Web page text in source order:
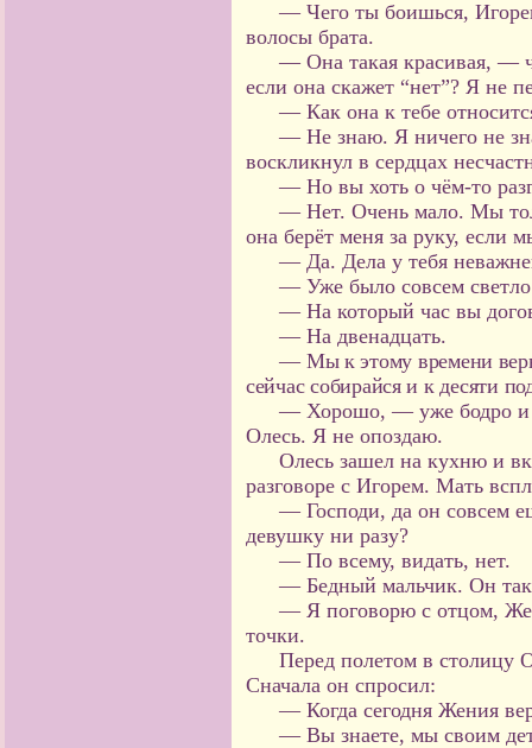
— Чего ты боишься,
волосы брата.
— Она такая красивая, —
если она скажет “нет”? Я не
— Как она к тебе
— Не знаю. Я ничего не
воскликнул в сердцах
— Но вы хоть о чём-то
— Нет. Очень мало. Мы
она берёт меня за руку, если
— Да. Дела у тебя
— Уже было совсем
— На который час вы
— На двенадцать.
— Мы к этому времени
сейчас собирайся и к десяти
— Хорошо, — уже бодро и
Олесь. Я не опоздаю.
Олесь зашел на кухню и
разговоре с Игорем. Мать
— Господи, да он совсем
девушку ни разу?
— По всему, видать, нет.
— Бедный мальчик. Он так
— Я поговорю с отцом,
точки.
Перед полетом в столицу
Сначала он спросил:
— Когда сегодня Жения
— Вы знаете, мы своим